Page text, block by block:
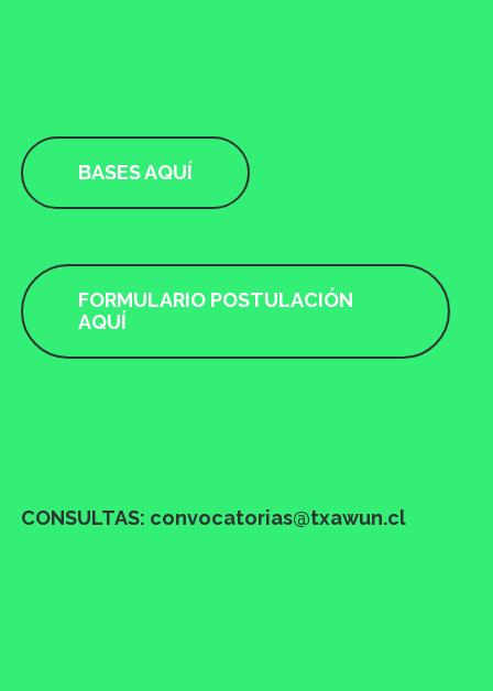
BASES AQUÍ
FORMULARIO POSTULACIÓN
AQUÍ
CONSULTAS: convocatorias@txawun.cl